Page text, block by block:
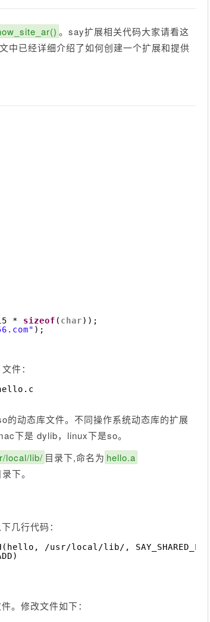
。say扩展相关代码大家请看这
中已经详细介绍了如何创建一个扩展和提供
* sizeof ( char));
);
件：
.c
的动态库文件。不同操作系统动态库的扩展
下是 dylib，linux下是so。
local/lib/ 目录下,命名为 hello.a
下。
几行代码：
/usr/local/lib/,
。修改文件如下：